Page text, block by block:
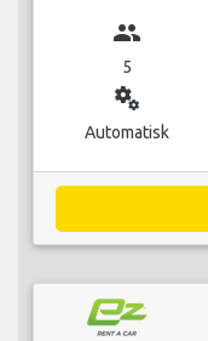
group
5
miscellaneous_services
Automatisk